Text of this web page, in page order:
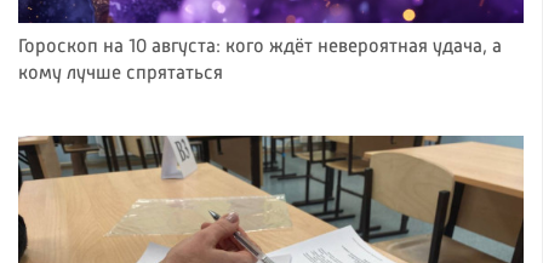
Гороскоп на 10 августа: кого ждёт невероятная удача, а
кому лучше спрятаться